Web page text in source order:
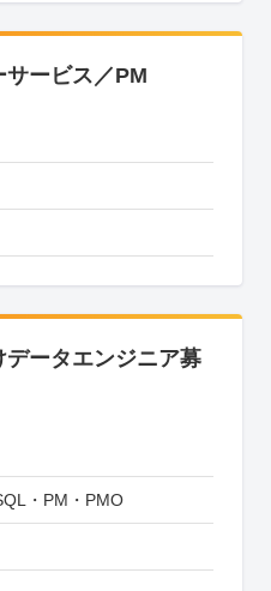
ービス／PM
ータエンジニア募
・PM・PMO